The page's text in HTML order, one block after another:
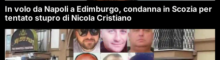
In volo da Napoli a Edimburgo, condanna in Scozia per
tentato stupro di Nicola Cristiano